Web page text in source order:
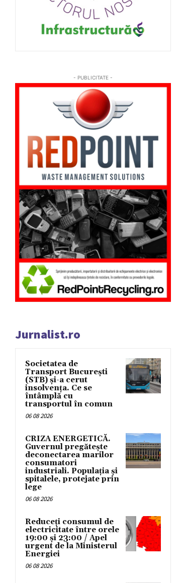
- PUBLICITATE -
Jurnalist.ro
Societatea de
Transport București
(STB) și-a cerut
insolvența. Ce se
întâmplă cu
transportul în comun
06 08 2026
CRIZA ENERGETICĂ.
Guvernul pregătește
deconectarea marilor
consumatori
industriali. Populația și
spitalele, protejate prin
lege
06 08 2026
Reduceți consumul de
electricitate între orele
19:00 și 23:00 / Apel
urgent de la Ministerul
Energiei
06 08 2026